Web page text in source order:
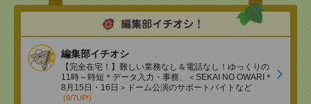
編集部イチオシ
【完全在宅！】難しい業務なし＆電話なし！ゆっくりの
11時～時短＊データ入力・事務、＜SEKAI NO OWARI＊
8月15日・16日＞ドーム公演のサポートバイトなど
(8/7UP!)